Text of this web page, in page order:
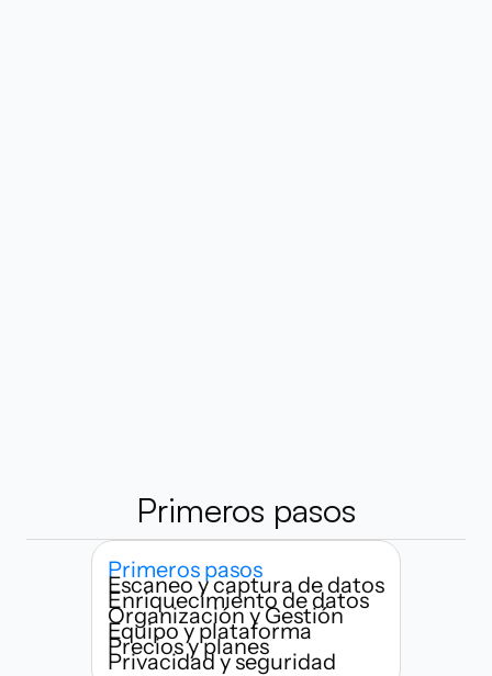
Primeros pasos
Primeros pasos
Escaneo y captura de datos
Enriquecimiento de datos
Organización y Gestión
Equipo y plataforma
Precios y planes
Privacidad y seguridad